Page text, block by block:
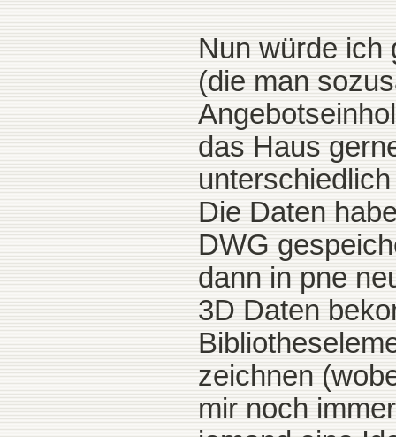
Nun würde ich
(die man
das Haus
Die Daten
DWG
dann in pne
3D Daten
zeichnen
mir noch